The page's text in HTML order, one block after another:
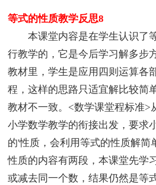
等式的性质教学反思8
本课堂内容是在学生认识了
行教学的，它是今后学习解多步
教材里，学生是应用四则运算各
程，这样的思路只适宜解比较简
教材不一致。<数学课堂程标准>
小学数学教学的衔接出发，要求
的'性质，会利用等式的性质解简
性质的内容有两段，本课堂先学
或减去同一个数，结果仍然是等式